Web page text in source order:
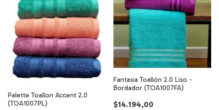
Palette Toallon Accent 2.0
(TOA1007PL)
Fantasia Toallón 2.0 Liso -
Bordador (TOA1007FA)
$14.194,00